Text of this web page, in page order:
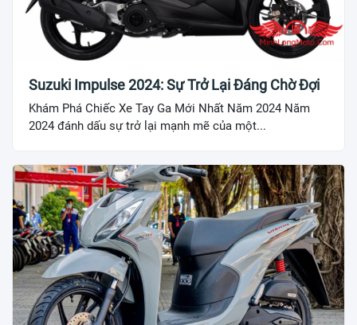
Suzuki Impulse 2024: Sự Trở Lại Đáng Chờ Đợi
Khám Phá Chiếc Xe Tay Ga Mới Nhất Năm 2024 Năm
2024 đánh dấu sự trở lại mạnh mẽ của một...